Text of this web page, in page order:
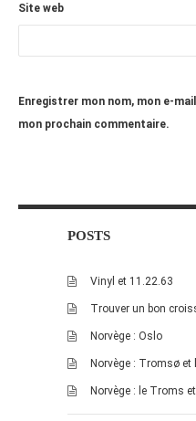
Site web
Enregistrer mon nom, mon e-
mon prochain commentaire.
POSTS
Vinyl et 11.22.63
Trouver un bon
Norvège : Oslo
Norvège : Tromsø et
Norvège : le Troms